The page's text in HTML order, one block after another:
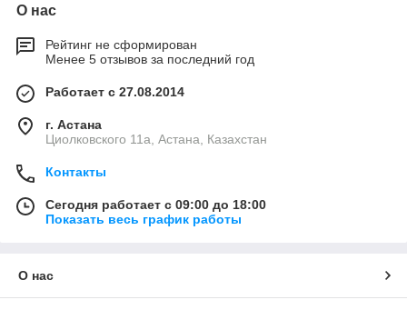
О нас
Рейтинг не сформирован
Менее 5 отзывов за последний год
Работает с 27.08.2014
г. Астана
Циолковского 11а, Астана, Казахстан
Контакты
Сегодня работает с 09:00 до 18:00
Показать весь график работы
О нас